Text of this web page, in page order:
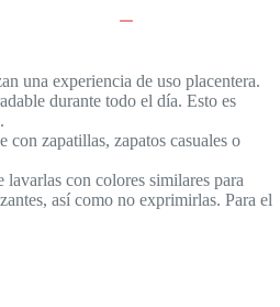
una experiencia de uso placentera.
durante todo el día. Esto es
con zapatillas, zapatos casuales o
con colores similares para
así como no exprimirlas. Para el